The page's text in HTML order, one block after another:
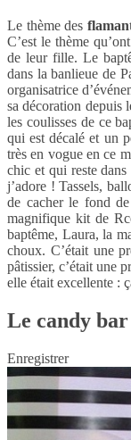
Le thème des
C’est le thème
de leur fille. Le
dans la banlieue de
organisatrice
sa décoration depuis
les coulisses de ce
qui est décalé et un
très en vogue en ce
chic et qui reste
j’adore ! Tassels,
de cacher le fond
magnifique kit de
baptême, Laura, la
choux. C’était une
pâtissier, c’était une
elle était excellente :
Le candy bar
Enregistrer